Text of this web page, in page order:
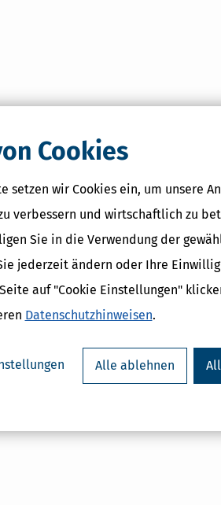
Cookies
setzen wir Cookies ein, um unsere
verbessern und wirtschaftlich zu
Sie in die Verwendung der
jederzeit ändern oder Ihre
auf "Cookie Einstellungen"
Datenschutzhinweisen.
Alle ablehnen